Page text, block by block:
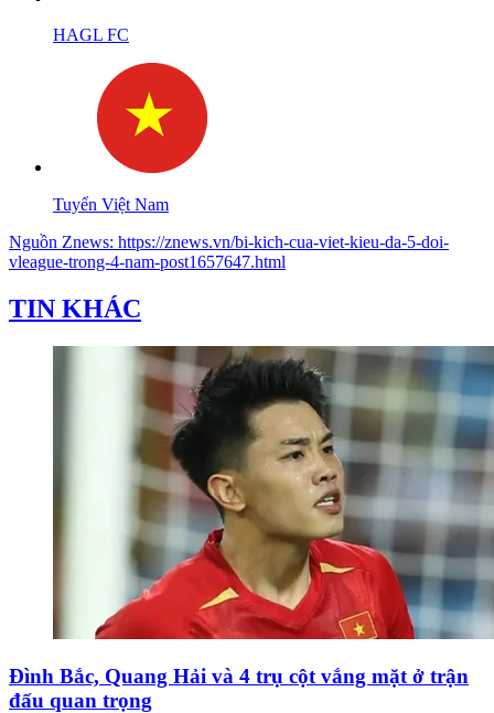
HAGL FC
Tuyển Việt Nam
Nguồn Znews: https://znews.vn/bi-kich-cua-viet-kieu-da-5-doi-
vleague-trong-4-nam-post1657647.html
TIN KHÁC
Đình Bắc, Quang Hải và 4 trụ cột vắng mặt ở trận
đấu quan trọng